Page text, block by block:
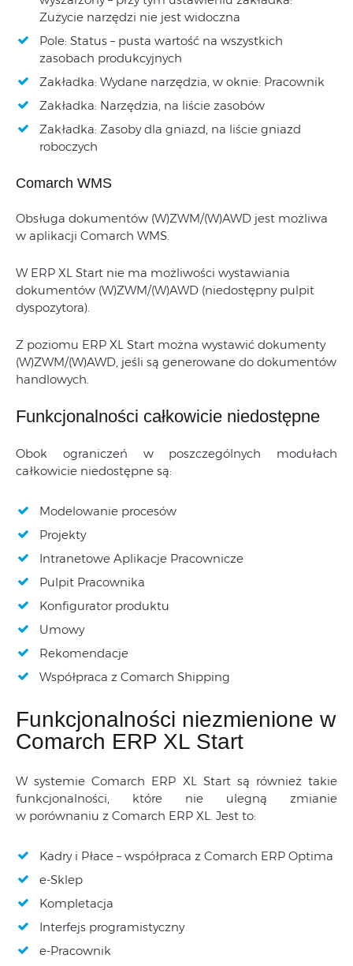
Zużycie narzędzi nie jest widoczna
Pole: Status – pusta wartość na wszystkich
zasobach produkcyjnych
Zakładka: Wydane narzędzia, w oknie: Pracownik
Zakładka: Narzędzia, na liście zasobów
Zakładka: Zasoby dla gniazd, na liście gniazd
roboczych
Comarch WMS
Obsługa dokumentów (W)ZWM/(W)AWD jest możliwa
w aplikacji Comarch WMS.
W ERP XL Start nie ma możliwości wystawiania
dokumentów (W)ZWM/(W)AWD (niedostępny pulpit
dyspozytora).
Z poziomu ERP XL Start można wystawić dokumenty
(W)ZWM/(W)AWD, jeśli są generowane do dokumentów
handlowych.
Funkcjonalności całkowicie niedostępne
Obok ograniczeń w poszczególnych modułach
całkowicie niedostępne są:
Modelowanie procesów
Projekty
Intranetowe Aplikacje Pracownicze
Pulpit Pracownika
Konfigurator produktu
Umowy
Rekomendacje
Współpraca z Comarch Shipping
Funkcjonalności niezmienione w
Comarch ERP XL Start
W systemie Comarch ERP XL Start są również takie
funkcjonalności, które nie ulegną zmianie
w porównaniu z Comarch ERP XL. Jest to:
Kadry i Płace – współpraca z Comarch ERP Optima
e-Sklep
Kompletacja
Interfejs programistyczny
e-Pracownik